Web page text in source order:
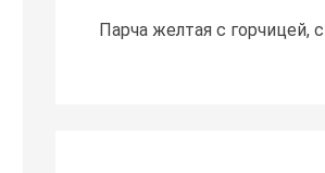
Парча желтая с